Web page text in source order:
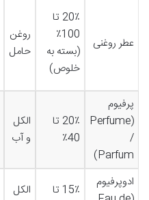
عطر روغنی
20٪ تا
100٪
(بسته به
خلوص)
روغن
حامل
پرفیوم
(Perfume
/
Parfum)
20٪ تا
40٪
الکل
و آب
ادوپرفیوم
15٪ تا
الکل